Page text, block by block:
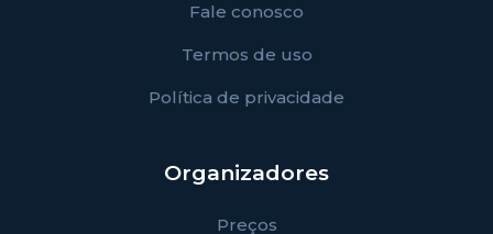
Fale conosco
Termos de uso
Política de privacidade
Organizadores
Preços